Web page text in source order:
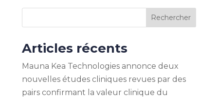
Rechercher
Articles récents
Mauna Kea Technologies annonce deux
nouvelles études cliniques revues par des
pairs confirmant la valeur clinique du